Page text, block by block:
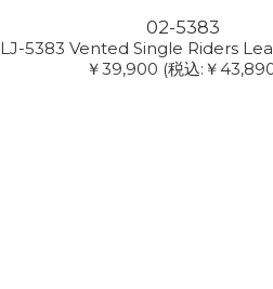
02-5383
LJ-5383 Vented Single Riders
￥39,900 (税込:￥